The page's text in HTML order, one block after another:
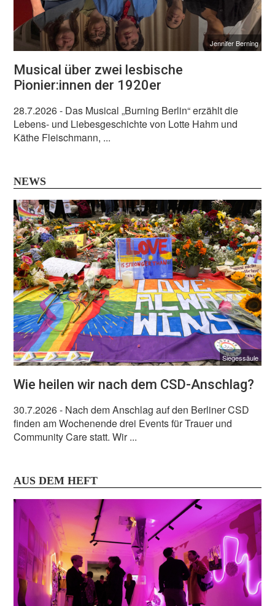
Jennifer Berning
Musical über zwei lesbische
Pionier:innen der 1920er
28.7.2026- Das Musical „Burning Berlin“ erzählt die
Lebens- und Liebesgeschichte von Lotte Hahm und
Käthe Fleischmann, ...
NEWS
Siegessäule
Wie heilen wir nach dem CSD-Anschlag?
30.7.2026- Nach dem Anschlag auf den Berliner CSD
finden am Wochenende drei Events für Trauer und
Community Care statt. Wir ...
AUS DEM HEFT